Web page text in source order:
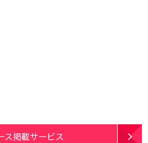
ス掲載サービス